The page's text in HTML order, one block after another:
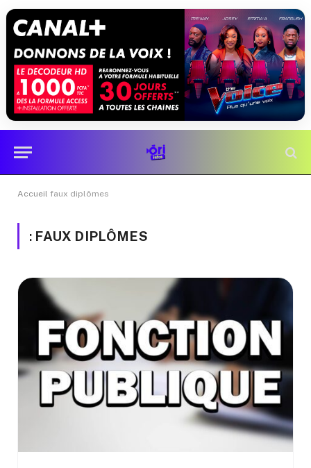
Accueil faux diplômes
: FAUX DIPLÔMES